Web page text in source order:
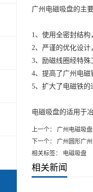
广州电磁吸盘的主
1、使用全密封结构
2、严谨的优化设计
3、励磁线圈经特殊
4、提高了广州电磁
5、扩大了电磁铁的
电磁吸盘的适用于
上一个：
广州电磁吸
下一个：
广州圆形广
相关标签： 电磁吸盘
相关新闻